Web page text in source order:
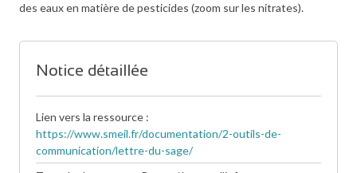
des eaux en matière de pesticides (zoom sur les nitrates).
Notice détaillée
Lien vers la ressource
https://www.smeil.fr/documentation/2-outils-de-
communication/lettre-du-sage/